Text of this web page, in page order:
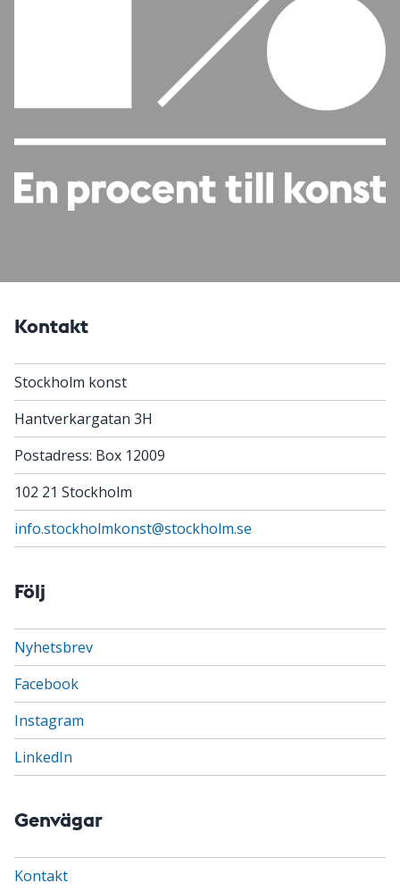
Kontakt
Stockholm konst
Hantverkargatan 3H
Postadress: Box 12009
102 21 Stockholm
info.stockholmkonst@stockholm.se
Följ
Nyhetsbrev
Facebook
Instagram
LinkedIn
Genvägar
Kontakt